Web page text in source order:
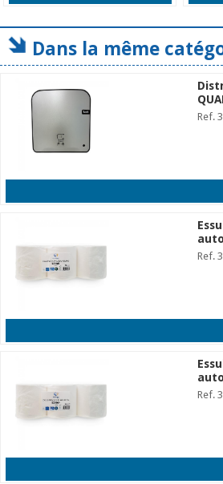
Dans la même
Ref.
Ref.
Ref.